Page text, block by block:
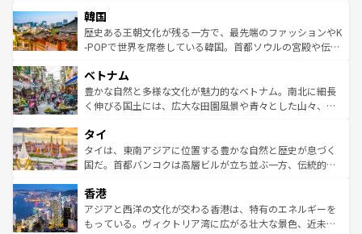
ワイを、存分に味わってほしい。 なお、新着のハワイ情報
はコンテンツ一覧を参照してほしい。
いる。アクティビティも充実しており、サーフィンやダイ
ビング、ハイキングなど、アウトドア好きにはたまらな
い。オーストラリアの多彩な魅力を存分に味わいつくそ
参照してほしい。
ン）、静ひつな山岳地帯である台湾東部など、都市の喧騒
と山間の静けさが共存しており、訪れる人に新しい発見と
驚きをもたらしてくれる。また、奥深い台湾の食文化も魅
容にもいいと評判のスイーツなど、バラエティ豊かな料理
が味わえる。 なお、新着の台湾情報は コンテンツ一覧を参
照してほしい。
韓国
歴史ある王朝文化が残る一方で、最先端のファッションやK
-POPで世界を席巻している韓国。首都ソウルの宮殿や伝統
き、地方に足を延ばせば四季折々の自然美を楽しむことが
できる。そして、キムチや焼肉、絶品のストリートフード
まで、さまざまな韓国料理が待っている。夜には、韓国な
リティに包まれながら、韓国の多彩な魅力を心ゆくまで味
わってみてほしい。 なお、新着の韓国情報はコンテンツ一
覧を参照してほしい。
ベトナム
豊かな自然と多様な文化が魅力的なベトナム。南北に細長
く伸びる国土には、広大な田園風景や青々とした山々、世
急速な発展と共に伝統が息づく。ハノイの古い町並みやホ
ーチミン市のフランス統治時代の建物も、独特の雰囲気を
醸し出している。また、バラエティの豊かさとおいしさで
とつ。フォーやバインミー、ベトナムコーヒーなどは、ぜ
ひ現地で味わいたい。どの地域を訪れてもあたたかい人々
が旅行者を迎えてくれるので、きっと忘れられない旅にな
タイ
タイは、東南アジアに位置する豊かな自然と歴史が息づく
国だ。首都バンコクは高層ビルが立ち並ぶ一方、伝統的な
の活気が交差している。北部ではチェンマイなどの山岳地
帯で自然と触れ合い、南部ではプーケットやクラビの美し
いビーチでリゾート気分を楽しむことができる。タイ料理
香港
アジアと西洋の文化が交わる香港は、特有のエネルギーを
もっている。ヴィクトリア湾に広がる壮大な景色、近未来